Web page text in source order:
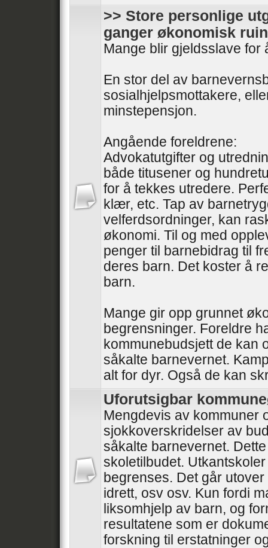
>> Store personlige
ganger økonomisk ruin
Mange blir gjeldsslave for
En stor del av
sosialhjelpsmottakere,
minstepensjon.
Angående foreldrene:
Advokatutgifter og
både titusener og
for å tekkes utredere.
klær, etc. Tap av
velferdsordninger, kan
økonomi. Til og med
penger til barnebidrag til
deres barn. Det koster å
barn.
Mange gir opp grunnet
begrensninger. Foreldre
kommunebudsjett de kan
såkalte barnevernet.
alt for dyr. Også de kan
Uforutsigbar
Mengdevis av kommuner
sjokkoverskridelser av
såkalte barnevernet.
skoletilbudet.
begrenses. Det går
idrett, osv osv. Kun fordi
liksomhjelp av barn, og
resultatene som er
forskning til erstatninger